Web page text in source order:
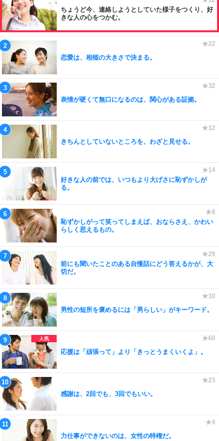
ちょうど今、連絡しようとしていた様子をつくり、好
きな人の心をつかむ。
恋愛は、相槌の大きさで決まる。
表情が硬くて無口になるのは、関心がある証拠。
きちんとしていないところを、わざと見せる。
好きな人の前では、いつもより大げさに恥ずかしが
る。
恥ずかしがって笑ってしまえば、おならさえ、かわい
らしく思えるもの。
前にも聞いたことのある自慢話にどう答えるかが、大
切だ。
男性の短所を褒めるには「男らしい」がキーワード。
応援は「頑張って」より「きっとうまくいくよ」。
感謝は、2回でも、3回でもいい。
力仕事ができないのは、女性の特権だ。